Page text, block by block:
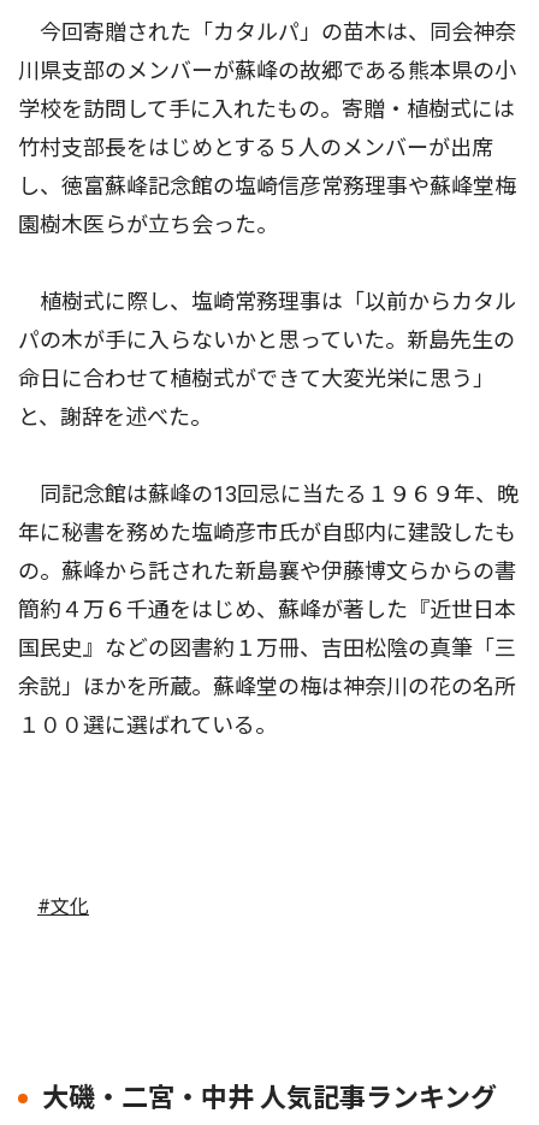
今回寄贈された「カタルパ」の苗木は、同会神奈
川県支部のメンバーが蘇峰の故郷である熊本県の小
学校を訪問して手に入れたもの。寄贈・植樹式には
竹村支部長をはじめとする５人のメンバーが出席
し、徳富蘇峰記念館の塩崎信彦常務理事や蘇峰堂梅
園樹木医らが立ち会った。
植樹式に際し、塩崎常務理事は「以前からカタル
パの木が手に入らないかと思っていた。新島先生の
命日に合わせて植樹式ができて大変光栄に思う」
と、謝辞を述べた。
同記念館は蘇峰の13回忌に当たる１９６９年、晩
年に秘書を務めた塩崎彦市氏が自邸内に建設したも
の。蘇峰から託された新島襄や伊藤博文らからの書
簡約４万６千通をはじめ、蘇峰が著した『近世日本
国民史』などの図書約１万冊、吉田松陰の真筆「三
余説」ほかを所蔵。蘇峰堂の梅は神奈川の花の名所
１００選に選ばれている。
#文化
大磯・二宮・中井 人気記事ランキング